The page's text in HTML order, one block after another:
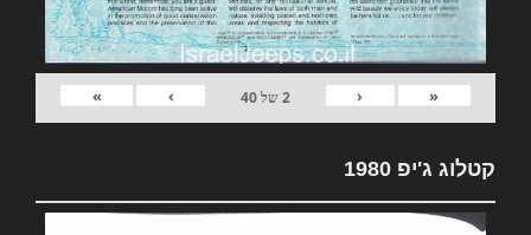
«
‹
2של40
›
»
קטלוג ג'יפ 1980